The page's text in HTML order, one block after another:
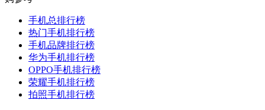
手机总排行榜
热门手机排行榜
手机品牌排行榜
华为手机排行榜
OPPO手机排行榜
荣耀手机排行榜
拍照手机排行榜